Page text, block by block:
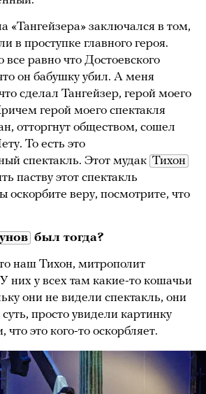
«Тангейзера» заключался в том,
в проступке главного героя.
равно что Достоевского
он бабушку убил. А меня
сделал Тангейзер, герой моего
герой моего спектакля
отторгнут обществом, сошел
То есть это
спектакль. Этот мудак Тихон
паству этот спектакль
оскорбите веру, посмотрите, что
был тогда?
наш Тихон, митрополит
них у всех там какие-то кошачьи
они не видели спектакль, они
просто увидели картинку
это кого-то оскорбляет.